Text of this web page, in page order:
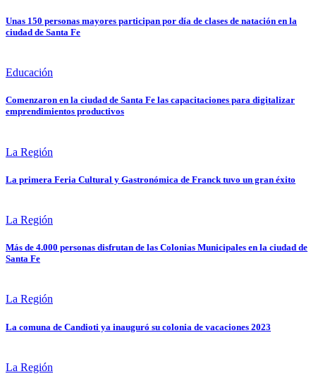
Unas 150 personas mayores participan por día de clases de natación en la
ciudad de Santa Fe
Educación
Comenzaron en la ciudad de Santa Fe las capacitaciones para digitalizar
emprendimientos productivos
La Región
La primera Feria Cultural y Gastronómica de Franck tuvo un gran éxito
La Región
Más de 4.000 personas disfrutan de las Colonias Municipales en la ciudad de
Santa Fe
La Región
La comuna de Candioti ya inauguró su colonia de vacaciones 2023
La Región